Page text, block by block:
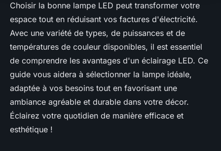
Choisir la bonne lampe LED peut transformer votre
espace tout en réduisant vos factures d'électricité.
Avec une variété de types, de puissances et de
températures de couleur disponibles, il est essentiel
de comprendre les avantages d'un éclairage LED. Ce
guide vous aidera à sélectionner la lampe idéale,
adaptée à vos besoins tout en favorisant une
ambiance agréable et durable dans votre décor.
Éclairez votre quotidien de manière efficace et
esthétique !